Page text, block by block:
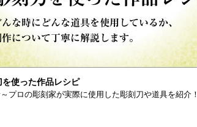
を使った作品レシピ
～プロの彫刻家が実際に使用した彫刻刀や道具を紹介！